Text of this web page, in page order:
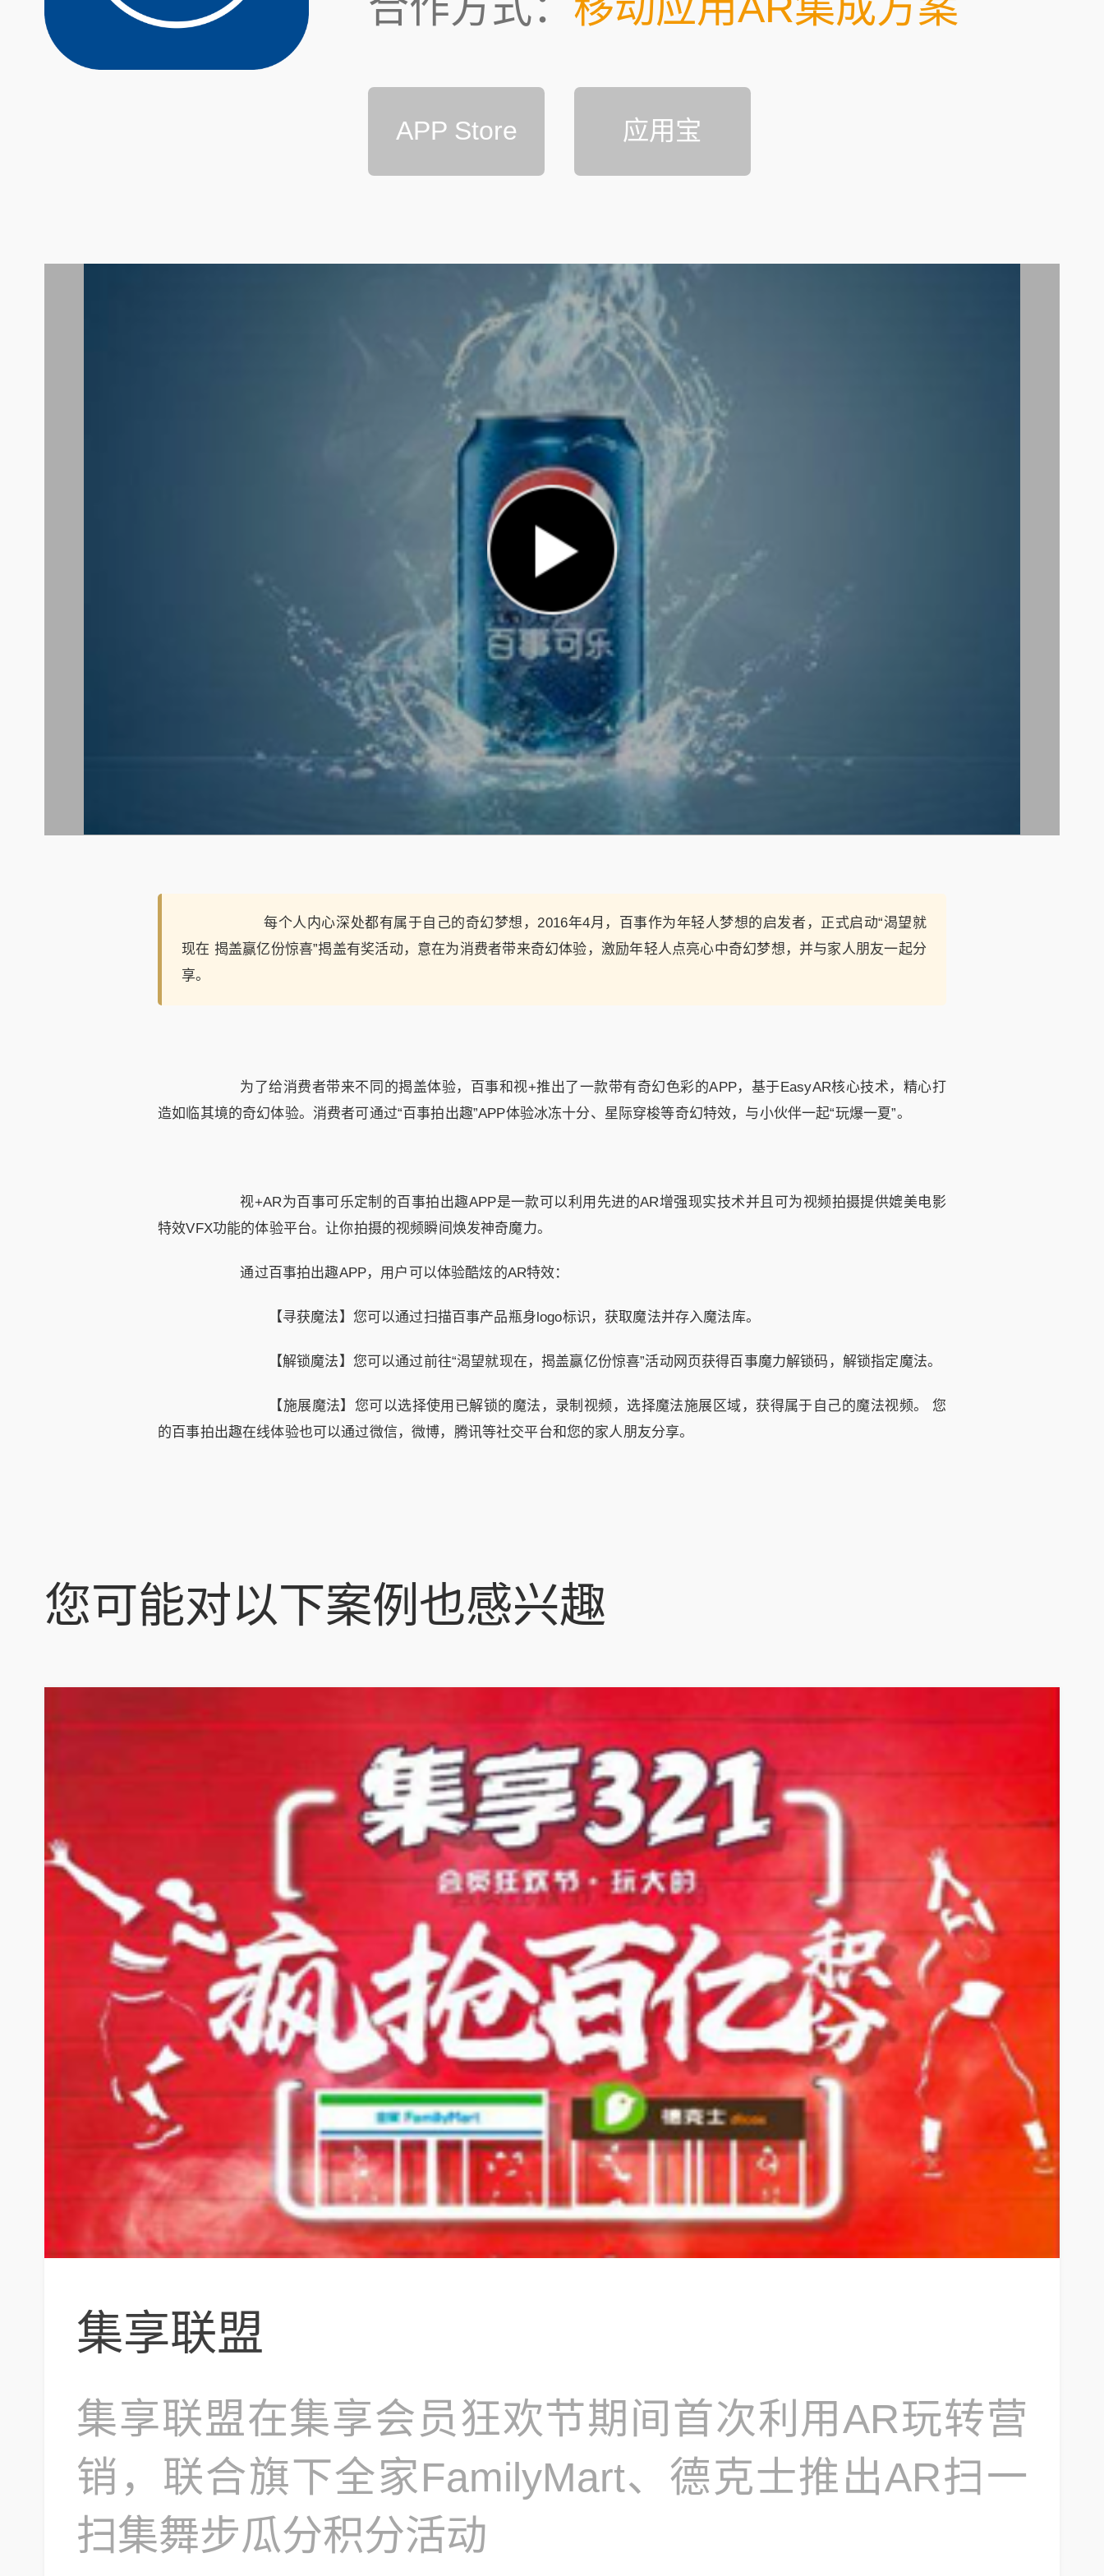
APP Store 应用宝
每个人内心深处都有属于自己的奇幻梦想，2016年4月，百事作为年轻人梦想的启发者，正式启动“渴望就
现在 揭盖赢亿份惊喜”揭盖有奖活动，意在为消费者带来奇幻体验，激励年轻人点亮心中奇幻梦想，并与家人朋友一起分
享。
为了给消费者带来不同的揭盖体验，百事和视+推出了一款带有奇幻色彩的APP，基于EasyAR核心技术，精心打
造如临其境的奇幻体验。消费者可通过“百事拍出趣”APP体验冰冻十分、星际穿梭等奇幻特效，与小伙伴一起“玩爆一夏”。
视+AR为百事可乐定制的百事拍出趣APP是一款可以利用先进的AR增强现实技术并且可为视频拍摄提供媲美电影
特效VFX功能的体验平台。让你拍摄的视频瞬间焕发神奇魔力。
通过百事拍出趣APP，用户可以体验酷炫的AR特效：
【寻获魔法】您可以通过扫描百事产品瓶身logo标识，获取魔法并存入魔法库。
【解锁魔法】您可以通过前往“渴望就现在，揭盖赢亿份惊喜”活动网页获得百事魔力解锁码，解锁指定魔法。
【施展魔法】您可以选择使用已解锁的魔法，录制视频，选择魔法施展区域，获得属于自己的魔法视频。 您
的百事拍出趣在线体验也可以通过微信，微博，腾讯等社交平台和您的家人朋友分享。
您可能对以下案例也感兴趣
集享联盟
集享联盟在集享会员狂欢节期间首次利用AR玩转营
销，联合旗下全家FamilyMart、德克士推出AR扫一
扫集舞步瓜分积分活动